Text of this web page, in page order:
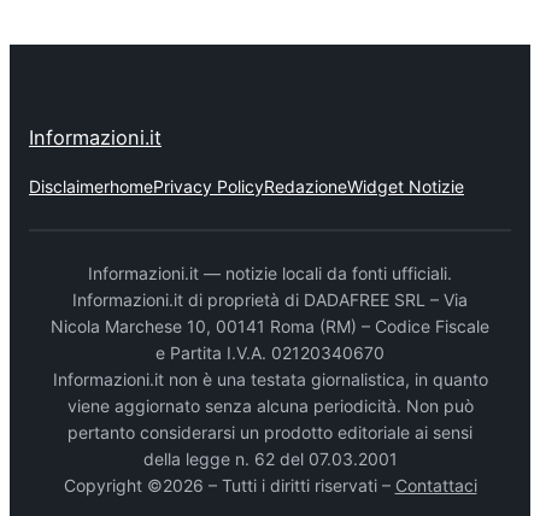
Informazioni.it
DisclaimerhomePrivacy PolicyRedazioneWidget Notizie
Informazioni.it — notizie locali da fonti ufficiali.
Informazioni.it di proprietà di DADAFREE SRL – Via
Nicola Marchese 10, 00141 Roma (RM) – Codice Fiscale
e Partita I.V.A. 02120340670
Informazioni.it non è una testata giornalistica, in quanto
viene aggiornato senza alcuna periodicità. Non può
pertanto considerarsi un prodotto editoriale ai sensi
della legge n. 62 del 07.03.2001
Copyright ©2026 – Tutti i diritti riservati – Contattaci